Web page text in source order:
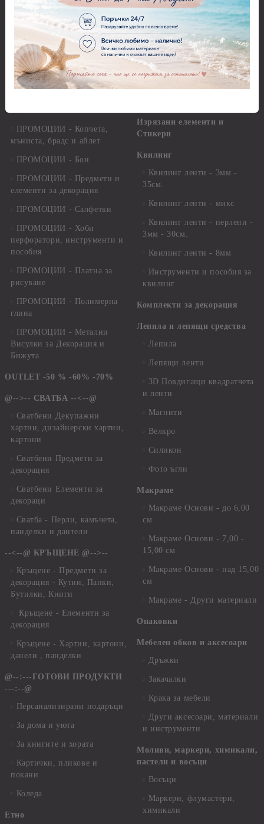
ПРОМОЦИИ - Силиконови
молдове и форми за отливки
ПРОМОЦИИ - Дизайнерски
хартии, изрязани елементи,
стикери
ПРОМОЦИИ - Сатенени
ПРОМОЦИИ - Копчета,
мъниста, брадс и айлет
ПРОМОЦИИ - Бои
ПРОМОЦИИ - Предмети и
елементи за декорация
ПРОМОЦИИ - Салфетки
ПРОМОЦИИ - Хоби
перфоратори, инструменти и
пособия
ПРОМОЦИИ - Платна за
рисуване
ПРОМОЦИИ - Полимерна
глина
ПРОМОЦИИ - Метални
Висулки за Декорация и
Бижута
OUTLET -50 % -60% -70%
@-->-- СВАТБА --<--@
Сватбени Декупажни
хартии, дизайнерски хартии,
картони
Сватбени Предмети за
декорация
Сватбени Елементи за
декораци
Сватба - Перли, камъчета,
панделки и дантели
--<--@ КРЪЩЕНЕ @-->--
Кръщене - Предмети за
декорация - Кутии, Папки,
Бутилки, Книги
Кръщене - Елементи за
декорация
Кръщене - Хартии, картони,
данели , панделки
@--:---ГОТОВИ ПРОДУКТИ
---:--@
Персанализирани подаръци
За дома и уюта
За книгите и хората
Картички, пликове и
покани
Коледа
Етно
Заготовки за картички и
пликове
Заготовки за картички
Пликове
Заготовки за папки, книги за
Изрязани елементи и
Стикери
Квилинг
Квилинг ленти - 3мм -
35см.
Квилинг ленти - микс
Квилинг ленти - перлени -
3мм - 30см.
Квилинг ленти - 8мм
Инструменти и пособия за
квилинг
Комплекти за декорация
Лепила и лепящи средства
Лепила
Лепящи ленти
3D Повдигащи квадратчета
и ленти
Магнити
Велкро
Силикон
Фото ъгли
Макраме
Макраме Основи - до 6,00
см
Макраме Основи - 7,00 -
15,00 см
Макраме Основи - над 15,00
см
Макраме - Други материали
Опаковки
Мебелен обков и аксесоари
Дръжки
Закачалки
Крака за мебели
Други аксесоари, материали
и инструменти
Моливи, маркери, химикали,
пастели и восъци
Восъци
Маркери, флумастери,
химикали